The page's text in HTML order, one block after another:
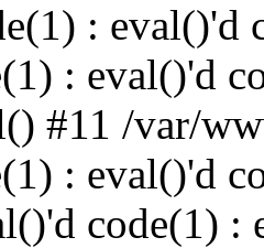
: eval()'d
: eval()'d
#11 /var/
: eval()'d
code(1) :